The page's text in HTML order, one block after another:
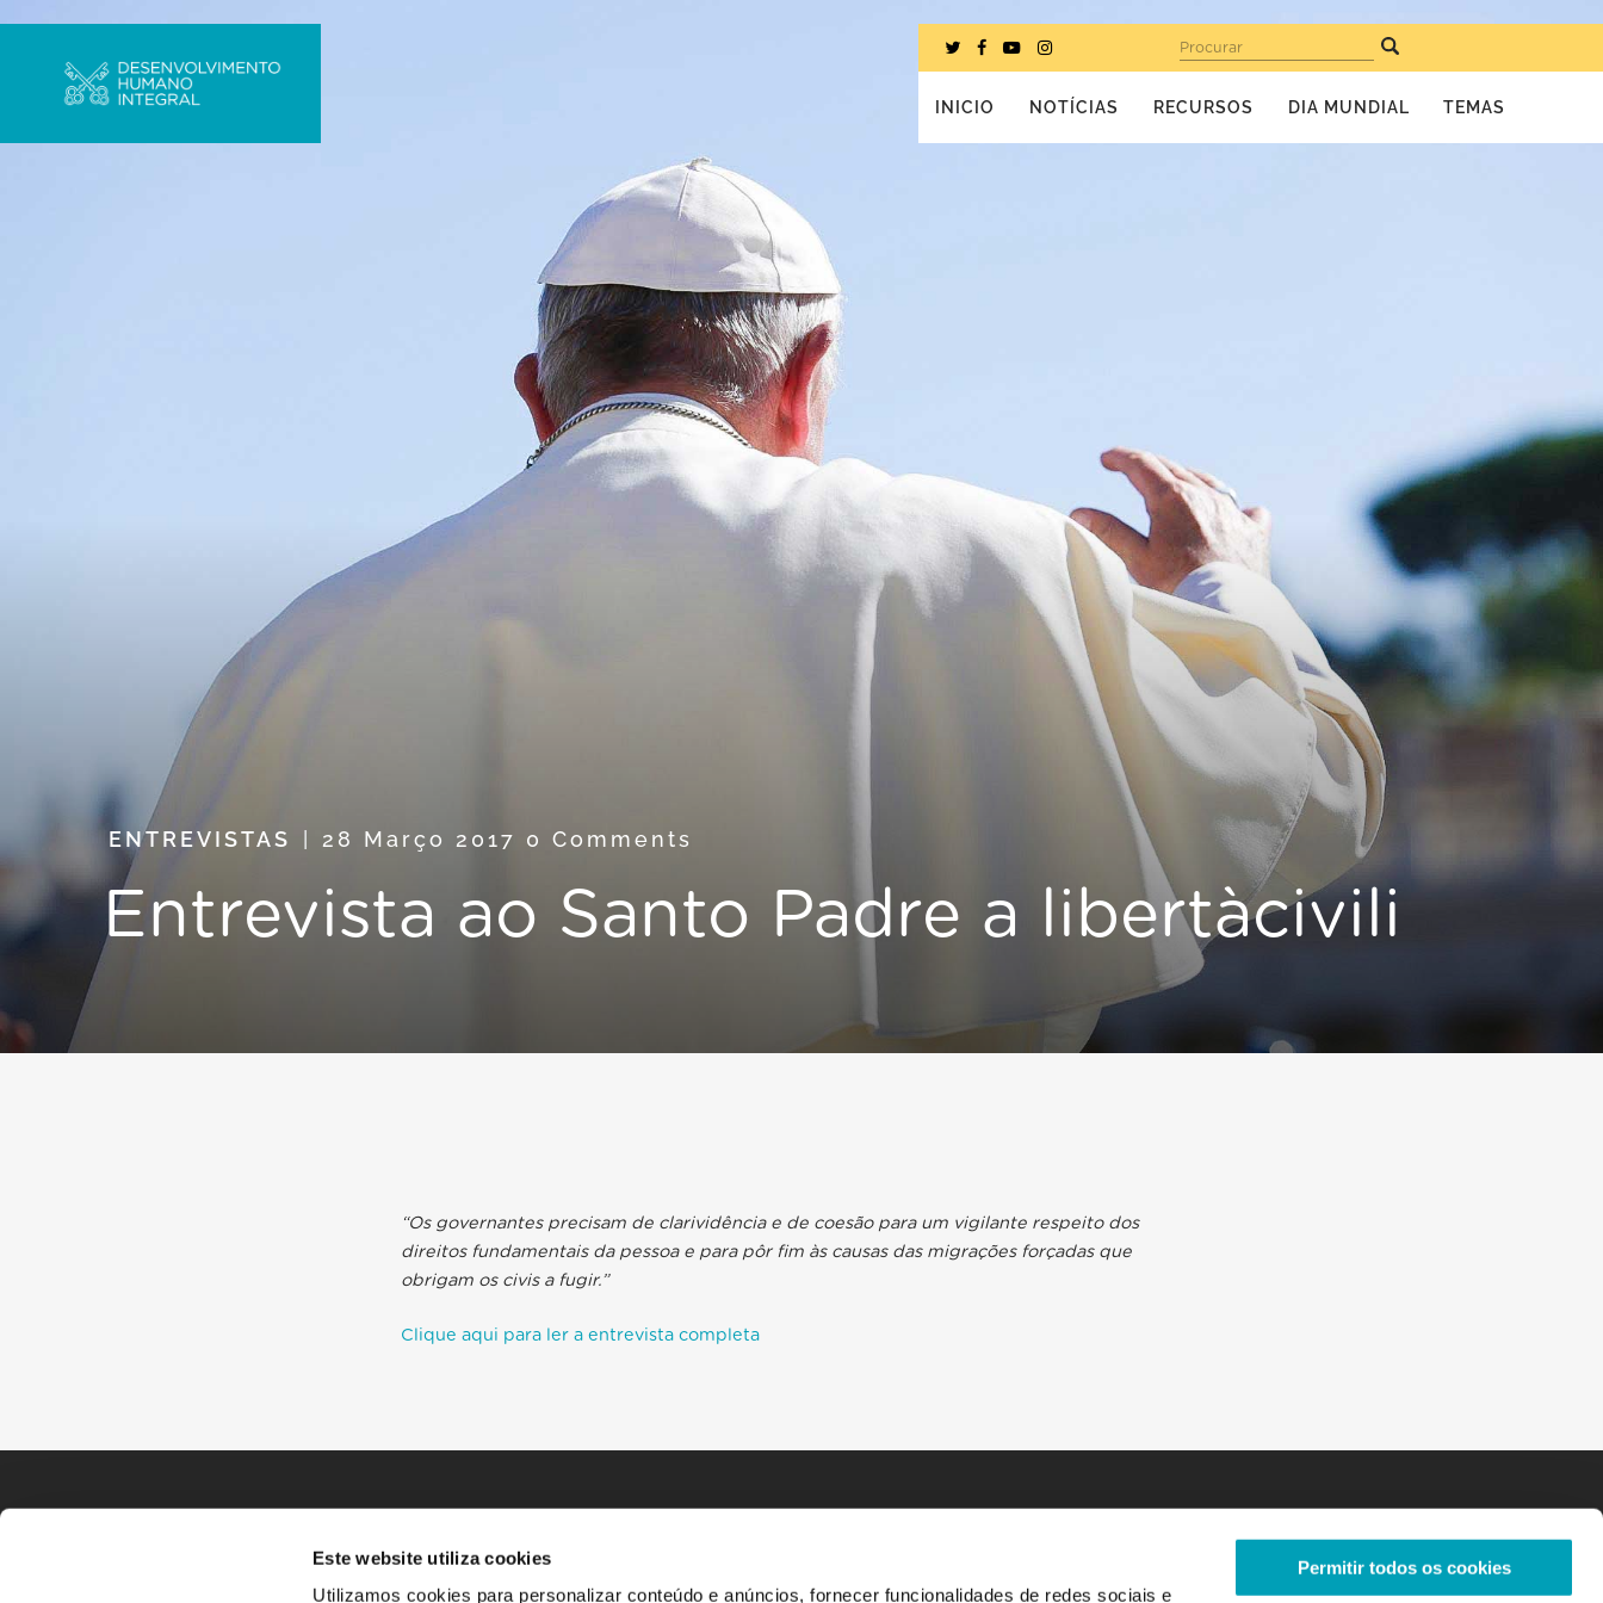
Este website utiliza cookies
Utilizamos cookies para personalizar conteúdo e anúncios, fornecer funcionalidades de redes sociais e
Permitir todos os cookies
Procurar
INICIO NOTÍCIAS RECURSOS DIA MUNDIAL TEMAS
ENTREVISTAS 28 Março 2017 0 Comments
Entrevista ao Santo Padre a libertàcivili
“Os governantes precisam de clarividência e de coesão para um vigilante respeito dos
direitos fundamentais da pessoa e para pôr fim às causas das migrações forçadas que
obrigam os civis a fugir.”
Clique aqui para ler a entrevista completa